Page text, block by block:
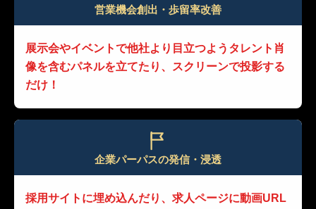
営業機会創出・歩留率改善
展示会やイベントで他社より目立つよう タレント肖
像を含むパネルを立てたり、
スクリーンで投影する
だけ！
企業パーパスの発信・浸透
採用サイトに埋め込んだり、 求人ページに動画URL